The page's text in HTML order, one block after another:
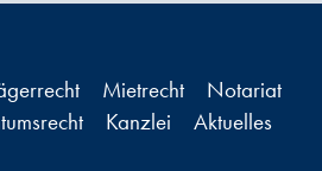
Mietrecht
Notariat
Kanzlei Aktuelles